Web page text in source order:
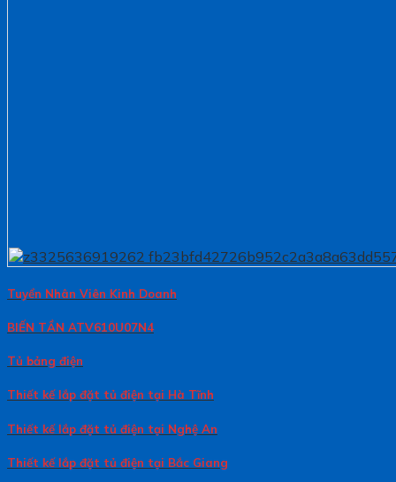
Tuyển Nhân Viên Kinh Doanh
BIẾN TẦN ATV610U07N4
Tủ bảng điện
Thiết kế lắp đặt tủ điện tại Hà Tĩnh
Thiết kế lắp đặt tủ điện tại Nghệ An
Thiết kế lắp đặt tủ điện tại Bắc Giang